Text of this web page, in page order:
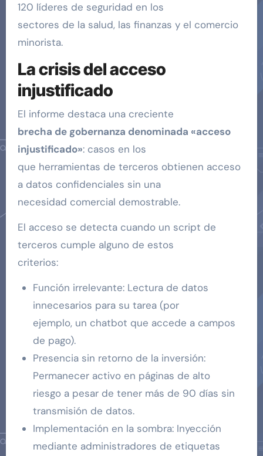
120 líderes de seguridad en los
sectores de la salud, las finanzas y el comercio
minorista.
La crisis del acceso
injustificado
El informe destaca una creciente
brecha de gobernanza denominada «acceso
injustificado»: casos en los
que herramientas de terceros obtienen acceso
a datos confidenciales sin una
necesidad comercial demostrable.
El acceso se detecta cuando un script de
terceros cumple alguno de estos
criterios:
Función irrelevante: Lectura de datos
innecesarios para su tarea (por
ejemplo, un chatbot que accede a campos
de pago).
Presencia sin retorno de la inversión:
Permanecer activo en páginas de alto
riesgo a pesar de tener más de 90 días sin
transmisión de datos.
Implementación en la sombra: Inyección
mediante administradores de etiquetas